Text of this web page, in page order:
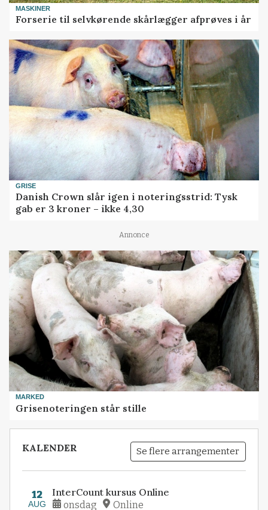
MASKINER
Forserie til selvkørende skårlægger afprøves i år
GRISE
Danish Crown slår igen i noteringsstrid: Tysk
gab er 3 kroner – ikke 4,30
Annonce
MARKED
Grisenoteringen står stille
KALENDER Se flere arrangementer
12
AUG
InterCount kursus Online
onsdag Online